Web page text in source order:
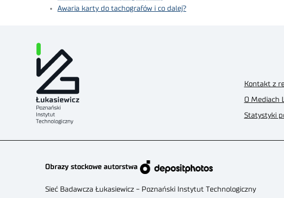
Awaria karty do tachografów i co dalej?
Kontakt z
O Mediach
Statystyki
Obrazy stockowe autorstwa
Sieć Badawcza Łukasiewicz - Poznański Instytut Technologiczny